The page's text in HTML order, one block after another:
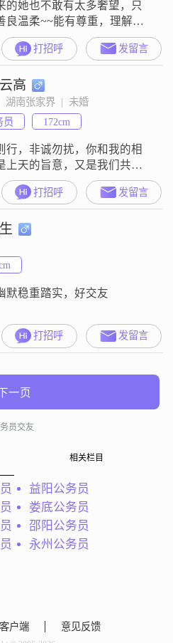
的她也不敢有太多奢望，只
良温柔~~能有尊重，理解，
打招呼 发留言
高
湖南张家界  |  未婚
员
172cm
行，非诚勿扰，你和我的相
上天的旨意，又是我们共同
打招呼 发留言
默稳重踏实，好交友
打招呼 发留言
一页
员交友
相关栏目
益阳公务员
娄底公务员
邵阳公务员
永州公务员
客户端 意见反馈